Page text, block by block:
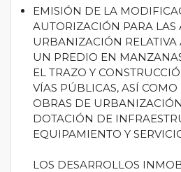
EMISIÓN DE LA
AUTORIZACIÓN PARA LAS
URBANIZACIÓN
UN PREDIO EN
EL TRAZO Y
VÍAS PÚBLICAS, ASÍ
OBRAS DE
DOTACIÓN DE
EQUIPAMIENTO Y
LOS DESARROLLOS